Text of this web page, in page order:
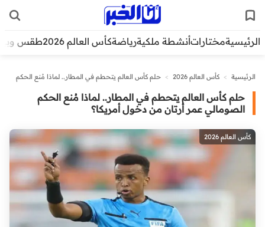
الرئيسيةمختاراتأنشطة ملكيةرياضةكأس العالم 2026 طقس
الرئيسية > كأس العالم 2026 > حلم كأس العالم يتحطم في المطار.. لماذا مُنع الحكم
حلم كأس العالم يتحطم في المطار.. لماذا مُنع الحكم
الصومالي عمر أرتان من دخول أمريكا؟
كأس العالم 2026